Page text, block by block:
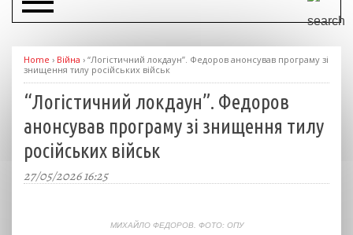
Home › Війна › “Логістичний локдаун”. Федоров анонсував програму зі
знищення тилу російських військ
“Логістичний локдаун”. Федоров
анонсував програму зі знищення тилу
російських військ
27/05/2026 16:25
МИХАЙЛО ФЕДОРОВ. ФОТО: ОПУ